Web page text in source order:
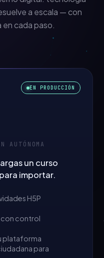
a escala — con
en cada paso.
EN PRODUCCIÓN
AUTÓNOMA
un curso
importar.
H5P
con control
plataforma
para